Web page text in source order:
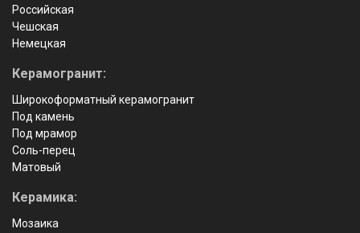
Российская
Чешская
Немецкая
Керамогранит:
Широкоформатный керамогранит
Под камень
Под мрамор
Соль-перец
Матовый
Керамика:
Мозаика